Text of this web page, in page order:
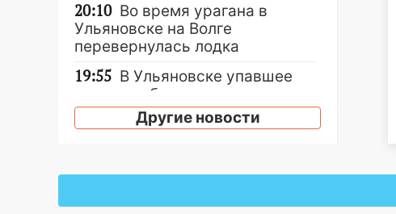
20:10 Во время урагана в
Ульяновске на Волге
перевернулась лодка
19:55 В Ульяновске упавшее
дерево заблокировало в
машине двух женщин
один уже готов, ещё два —
Другие новости